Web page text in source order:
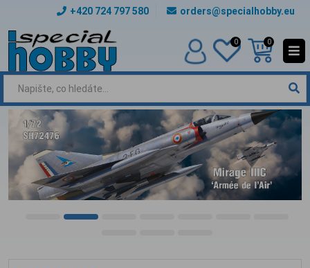
orders@specialhobby.eu
+420 724 797 580
0 0